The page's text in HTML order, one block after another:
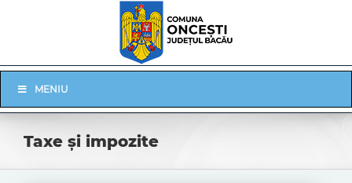
Navigation
MENIU
Taxe și impozite